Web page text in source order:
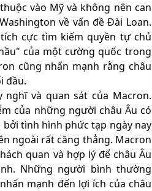
vào Mỹ và không nên can
về vấn đề Đài Loan.
cực tìm kiếm quyền tự chủ
của một cường quốc trong
cũng nhấn mạnh rằng châu
đầu.
nghĩ và quan sát của Macron.
của những người châu Âu có
tình hình phức tạp ngày nay
ngoài rất căng thẳng. Macron
quan và hợp lý để châu Âu
Những người bình thường
mạnh đến lợi ích của châu